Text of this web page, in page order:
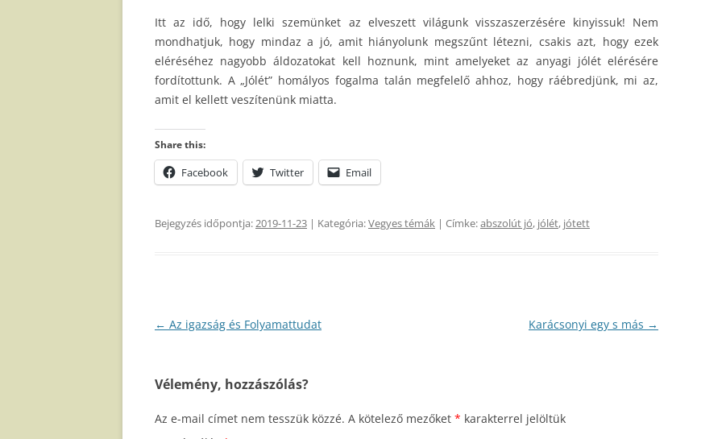
Itt az idő, hogy lelki szemünket az elveszett világunk visszaszerzésére kinyissuk! Nem
mondhatjuk, hogy mindaz a jó, amit hiányolunk megszűnt létezni, csakis azt, hogy ezek
eléréséhez nagyobb áldozatokat kell hoznunk, mint amelyeket az anyagi jólét elérésére
fordítottunk. A „Jólét” homályos fogalma talán megfelelő ahhoz, hogy ráébredjünk, mi az,
amit el kellett veszítenünk miatta.
Share this:
Facebook Twitter Email
Bejegyzés időpontja:2019-11-23 | Kategória:Vegyes témák | Címke:abszolút jó, jólét, jótett
Bejegyzés
← Az igazság és Folyamattudat Karácsonyi egy s más →
Vélemény, hozzászólás?
Az e-mail címet nem tesszük közzé. A kötelező mezőket * karakterrel jelöltük